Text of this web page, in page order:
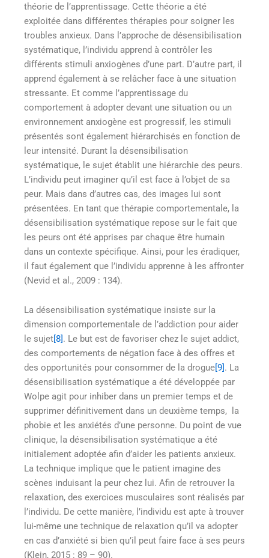
théorie de l’apprentissage. Cette théorie a été
exploitée dans différentes thérapies pour soigner les
troubles anxieux. Dans l’approche de désensibilisation
systématique, l’individu apprend à contrôler les
différents stimuli anxiogènes d’une part. D’autre part, il
apprend également à se relâcher face à une situation
stressante. Et comme l’apprentissage du
comportement à adopter devant une situation ou un
environnement anxiogène est progressif, les stimuli
présentés sont également hiérarchisés en fonction de
leur intensité. Durant la désensibilisation
systématique, le sujet établit une hiérarchie des peurs.
L’individu peut imaginer qu’il est face à l’objet de sa
peur. Mais dans d’autres cas, des images lui sont
présentées. En tant que thérapie comportementale, la
désensibilisation systématique repose sur le fait que
les peurs ont été apprises par chaque être humain
dans un contexte spécifique. Ainsi, pour les éradiquer,
il faut également que l’individu apprenne à les affronter
(Nevid et al., 2009 : 134).
La désensibilisation systématique insiste sur la
dimension comportementale de l’addiction pour aider
le sujet [8] . Le but est de favoriser chez le sujet addict,
des comportements de négation face à des offres et
des opportunités pour consommer de la drogue [9] . La
désensibilisation systématique a été développée par
Wolpe agit pour inhiber dans un premier temps et de
supprimer définitivement dans un deuxième temps, la
phobie et les anxiétés d’une personne. Du point de vue
clinique, la désensibilisation systématique a été
initialement adoptée afin d’aider les patients anxieux.
La technique implique que le patient imagine des
scènes induisant la peur chez lui. Afin de retrouver la
relaxation, des exercices musculaires sont réalisés par
l’individu. De cette manière, l’individu est apte à trouver
lui-même une technique de relaxation qu’il va adopter
en cas d’anxiété si bien qu’il peut faire face à ses peurs
(Klein, 2015 : 89 – 90).